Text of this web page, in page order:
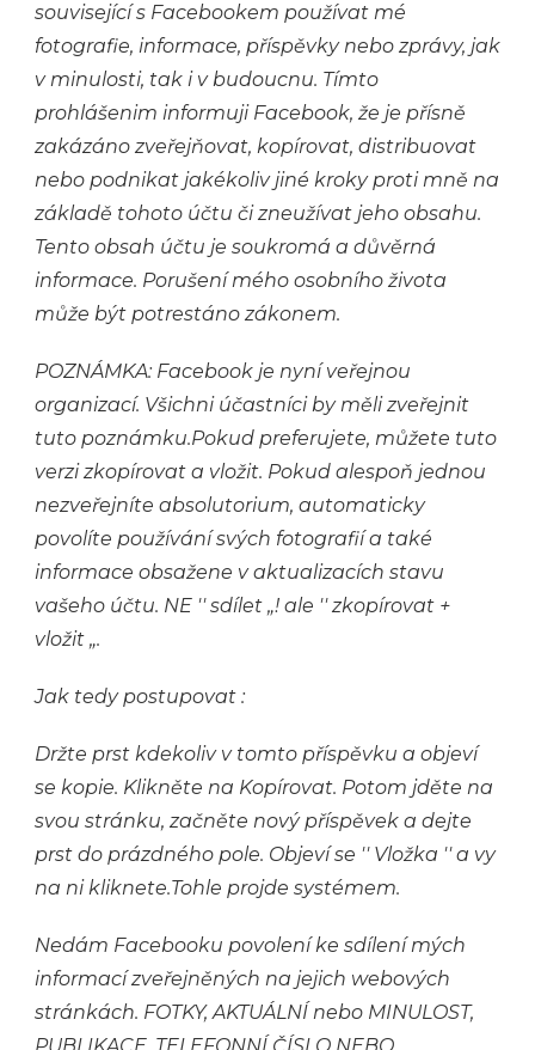
související s Facebookem používat mé
fotografie, informace, příspěvky nebo zprávy, jak
v minulosti, tak i v budoucnu. Tímto
prohlášenim informuji Facebook, že je přísně
zakázáno zveřejňovat, kopírovat, distribuovat
nebo podnikat jakékoliv jiné kroky proti mně na
základě tohoto účtu či zneužívat jeho obsahu.
Tento obsah účtu je soukromá a důvěrná
informace. Porušení mého osobního života
může být potrestáno zákonem.
POZNÁMKA: Facebook je nyní veřejnou
organizací. Všichni účastníci by měli zveřejnit
tuto poznámku.Pokud preferujete, můžete tuto
verzi zkopírovat a vložit. Pokud alespoň jednou
nezveřejníte absolutorium, automaticky
povolíte používání svých fotografií a také
informace obsažene v aktualizacích stavu
vašeho účtu. NE ′′ sdílet „! ale ′′ zkopírovat +
vložit „.
Jak tedy postupovat :
Držte prst kdekoliv v tomto příspěvku a objeví
se kopie. Klikněte na Kopírovat. Potom jděte na
svou stránku, začněte nový příspěvek a dejte
prst do prázdného pole. Objeví se ′′ Vložka ′′ a vy
na ni kliknete.Tohle projde systémem.
Nedám Facebooku povolení ke sdílení mých
informací zveřejněných na jejich webových
stránkách. FOTKY, AKTUÁLNÍ nebo MINULOST,